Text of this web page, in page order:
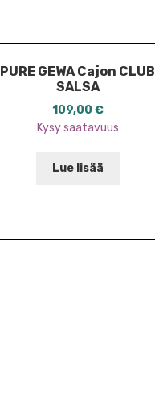
PURE GEWA Cajon CLUB
SALSA
109,00 €
Kysy saatavuus
Lue lisää